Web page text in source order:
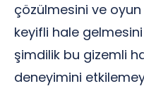
çözülmesini ve
keyifli hale
şimdilik bu gizemli
deneyimini